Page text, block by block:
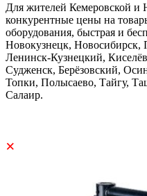
Для жителей Кемеровской и
конкурентные цены на
оборудования, быстрая и
Новокузнецк, Новосибирск,
Ленинск-Кузнецкий,
Судженск, Берёзовский,
Топки, Полысаево, Тайгу,
Салаир.
×